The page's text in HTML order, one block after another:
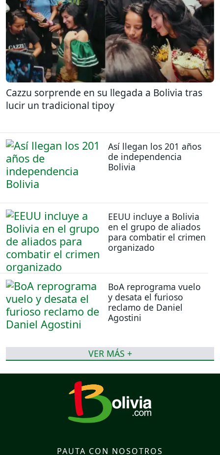
Cazzu sorprende en su llegada a Bolivia tras
lucir un tradicional tipoy
Así llegan los 201 años
de independencia
Bolivia
EEUU incluye a Bolivia
en el grupo de aliados
para combatir el crimen
organizado
BoA reprograma vuelo
y desata el furioso
reclamo de Daniel
Agostini
VER MÁS +
PAUTA CON NOSOTROS